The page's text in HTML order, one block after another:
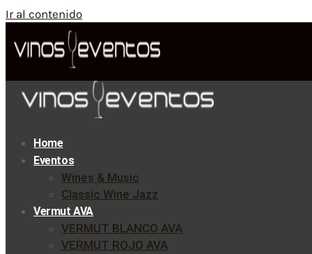
Ir al contenido
Home
Eventos
Wines & Music
Classic Wine Jazz
Vermut AVA
VERMUT BLANCO AVA
VERMUT ROJO AVA